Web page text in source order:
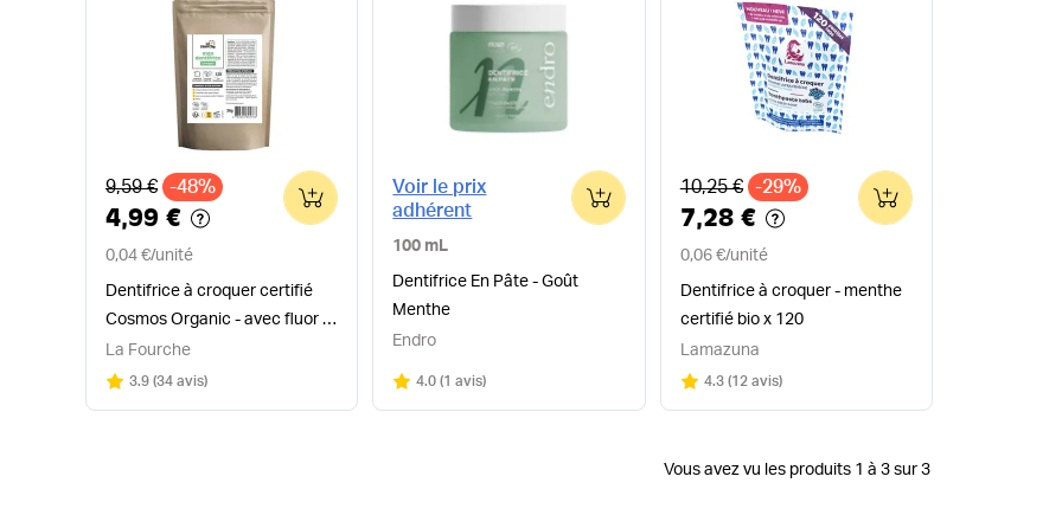
Ancien prix
9,59 € -48%
4,99 €
0,04 €/unité
Dentifrice à croquer certifié
Cosmos Organic - avec fluor x
120
0
La Fourche
Note
3.9 sur 5
(34 avis)
Voir le prix
adhérent
100 mL
Dentifrice En Pâte - Goût
Menthe
0
Endro
Note
4.0sur 5
(1 avis)
Ancien prix
10,25 € -29%
7,28 €
0,06 €/unité
Dentifrice à croquer - menthe
certifié bio x 120
0
Lamazuna
Note
4.3 sur 5
(12 avis)
Vous avez vu les produits 1 à 3 sur 3